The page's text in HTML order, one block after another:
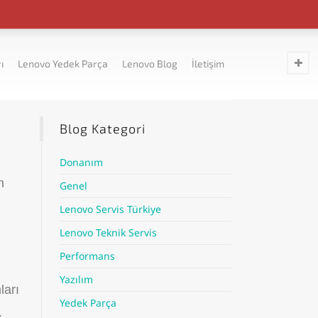
Lenovo Yedek Parça Lenovo Blog İletişim
Blog Kategori
Donanım
Genel
Lenovo Servis Türkiye
Lenovo Teknik Servis
Performans
Yazılım
Yedek Parça